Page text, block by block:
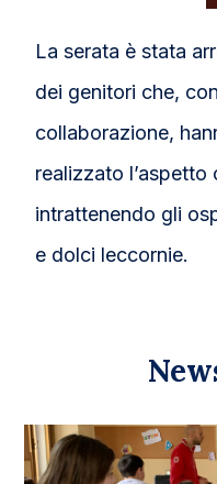
La serata è stata
dei genitori che,
collaborazione,
realizzato l’aspetto
intrattenendo gli
e dolci leccornie.